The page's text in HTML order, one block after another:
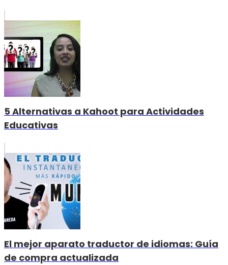
5 Alternativas a Kahoot para Actividades
Educativas
El mejor aparato traductor de idiomas: Guía
de compra actualizada